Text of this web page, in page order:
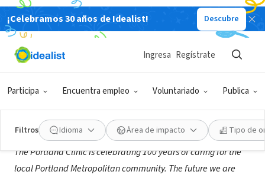
¡Celebramos 30 años de Idealist! Descubre
Participa Encuentra empleo Voluntariado Publica
Ingresa Regístrate
Filtros Idioma Área de impacto Tipo de
EMPRESA SOCIAL / EMPRESA
The Portland Clinic
Acerca de
The Portland Clinic is celebrating 100 years of caring for the
local Portland Metropolitan community. The future we are